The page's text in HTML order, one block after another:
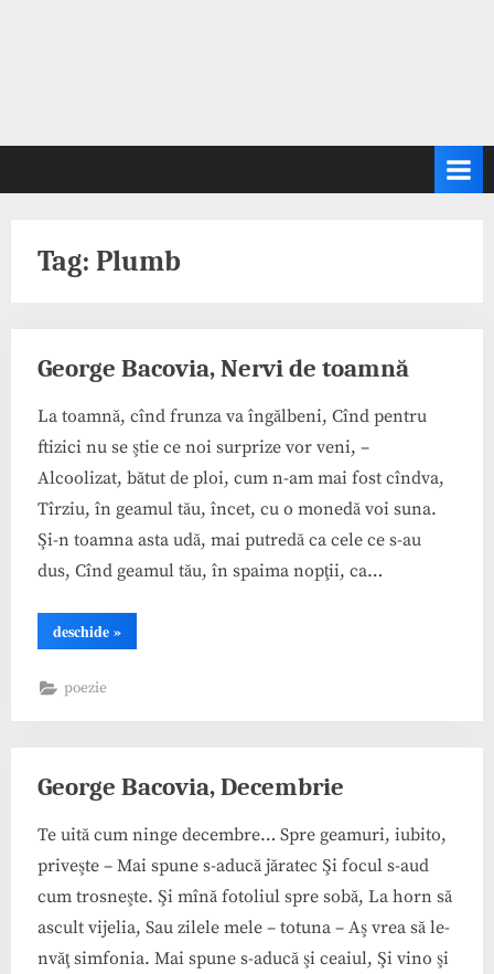
Tag: Plumb
George Bacovia, Nervi de toamnă
La toamnă, cînd frunza va îngălbeni, Cînd pentru
ftizici nu se ştie ce noi surprize vor veni, –
Alcoolizat, bătut de ploi, cum n-am mai fost cîndva,
Tîrziu, în geamul tău, încet, cu o monedă voi suna.
Şi-n toamna asta udă, mai putredă ca cele ce s-au
dus, Cînd geamul tău, în spaima nopţii, ca…
deschide“George
Bacovia,
»
poezie
George Bacovia, Decembrie
Te uită cum ninge decembre… Spre geamuri, iubito,
priveşte – Mai spune s-aducă jăratec Şi focul s-aud
cum trosneşte. Şi mînă fotoliul spre sobă, La horn să
ascult vijelia, Sau zilele mele – totuna – Aş vrea să le-
nvăţ simfonia. Mai spune s-aducă şi ceaiul, Şi vino şi